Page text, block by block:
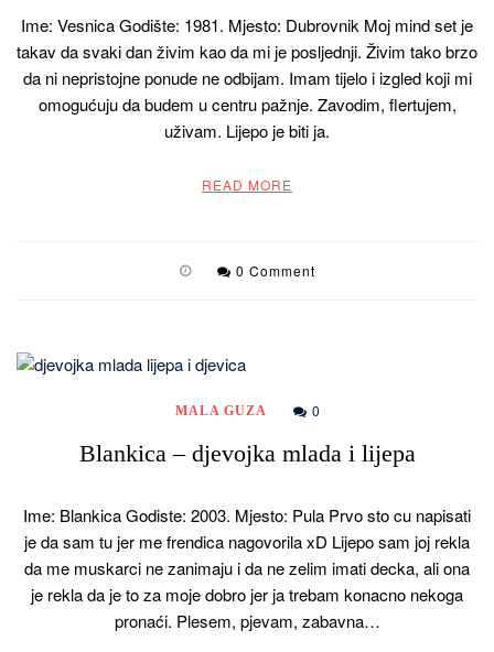
Ime: Vesnica Godište: 1981. Mjesto: Dubrovnik Moj mind set je
takav da svaki dan živim kao da mi je posljednji. Živim tako brzo
da ni nepristojne ponude ne odbijam. Imam tijelo i izgled koji mi
omogućuju da budem u centru pažnje. Zavodim, flertujem,
uživam. Lijepo je biti ja.
READ MORE
0 Comment
MALA GUZA 0
Blankica – djevojka mlada i lijepa
Ime: Blankica Godiste: 2003. Mjesto: Pula Prvo sto cu napisati
je da sam tu jer me frendica nagovorila xD Lijepo sam joj rekla
da me muskarci ne zanimaju i da ne zelim imati decka, ali ona
je rekla da je to za moje dobro jer ja trebam konacno nekoga
pronaći. Plesem, pjevam, zabavna…